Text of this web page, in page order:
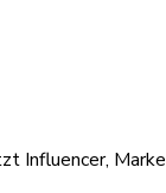
Influencer,